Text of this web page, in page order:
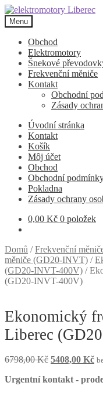
Přeskočit
na
navigaci
Přejít
k
obsahu
webu
Menu
Obchod
Elektromotory
Šnekové
Frekvenční měniče
Kontakt
Obchodní
Zásady
Úvodní stránka
Kontakt
Košík
Môj účet
Obchod
Obchodní
Pokladna
Zásady ochrany
0,00 Kč 0 položek
Domů /Frekvenční
měniče (GD20-INVT) /
(GD20-INVT-400V) /
(GD20-INVT-400V)
Ekonomický
Liberec
6798,00Kč Původní
byla:
5408,00 Kč
je:
Urgentní kontakt -